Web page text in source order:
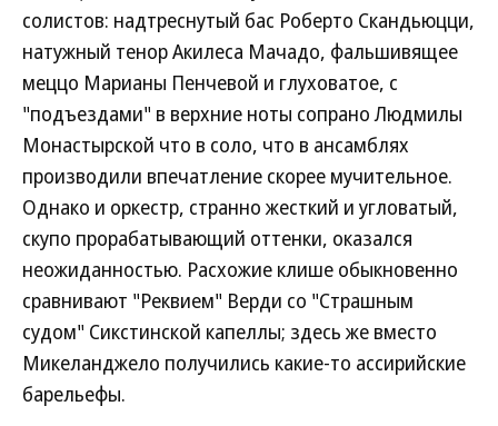
солистов: надтреснутый бас Роберто Скандьюцци,
натужный тенор Акилеса Мачадо, фальшивящее
меццо Марианы Пенчевой и глуховатое, с
"подъездами" в верхние ноты сопрано Людмилы
Монастырской что в соло, что в ансамблях
производили впечатление скорее мучительное.
Однако и оркестр, странно жесткий и угловатый,
скупо прорабатывающий оттенки, оказался
неожиданностью. Расхожие клише обыкновенно
сравнивают "Реквием" Верди со "Страшным
судом" Сикстинской капеллы; здесь же вместо
Микеланджело получились какие-то ассирийские
барельефы.